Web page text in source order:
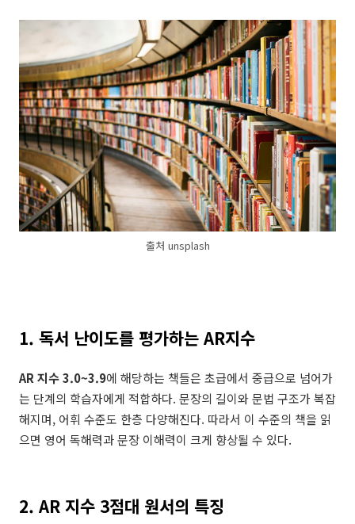
출처 unsplash
1. 독서 난이도를 평가하는 AR지수
AR 지수 3.0~3.9에 해당하는 책들은 초급에서 중급으로 넘어가
는 단계의 학습자에게 적합하다. 문장의 길이와 문법 구조가 복잡
해지며, 어휘 수준도 한층 다양해진다. 따라서 이 수준의 책을 읽
으면 영어 독해력과 문장 이해력이 크게 향상될 수 있다.
2. AR 지수 3점대 원서의 특징